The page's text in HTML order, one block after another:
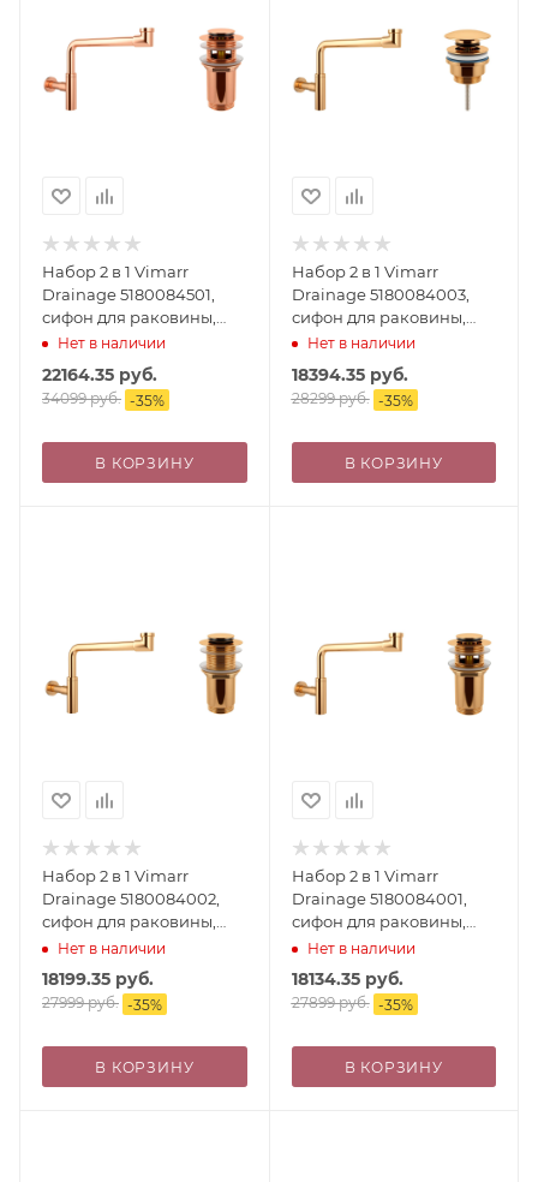
Набор 2 в 1 Vimarr
Drainage 5180084501,
сифон для раковины,
донный клапан с
переливом, розовое
золото
Нет в наличии
22164.35 руб.
34099руб. -35%
В КОРЗИНУ
Набор 2 в 1 Vimarr
Drainage 5180084003,
сифон для раковины,
донный клапан
универсальный, золото
Нет в наличии
18394.35руб.
28299руб. -35%
В КОРЗИНУ
Набор 2 в 1 Vimarr
Drainage 5180084002,
сифон для раковины,
донный клапан без
перелива, золото
Нет в наличии
18199.35 руб.
27999руб. -35%
В КОРЗИНУ
Набор 2 в 1 Vimarr
Drainage 5180084001,
сифон для раковины,
донный клапан с
переливом, золото
Нет в наличии
18134.35руб.
27899руб. -35%
В КОРЗИНУ